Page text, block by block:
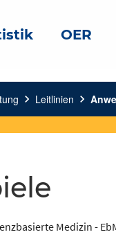
OER
chevron_right Leitlinien chevron_right
Medizin -